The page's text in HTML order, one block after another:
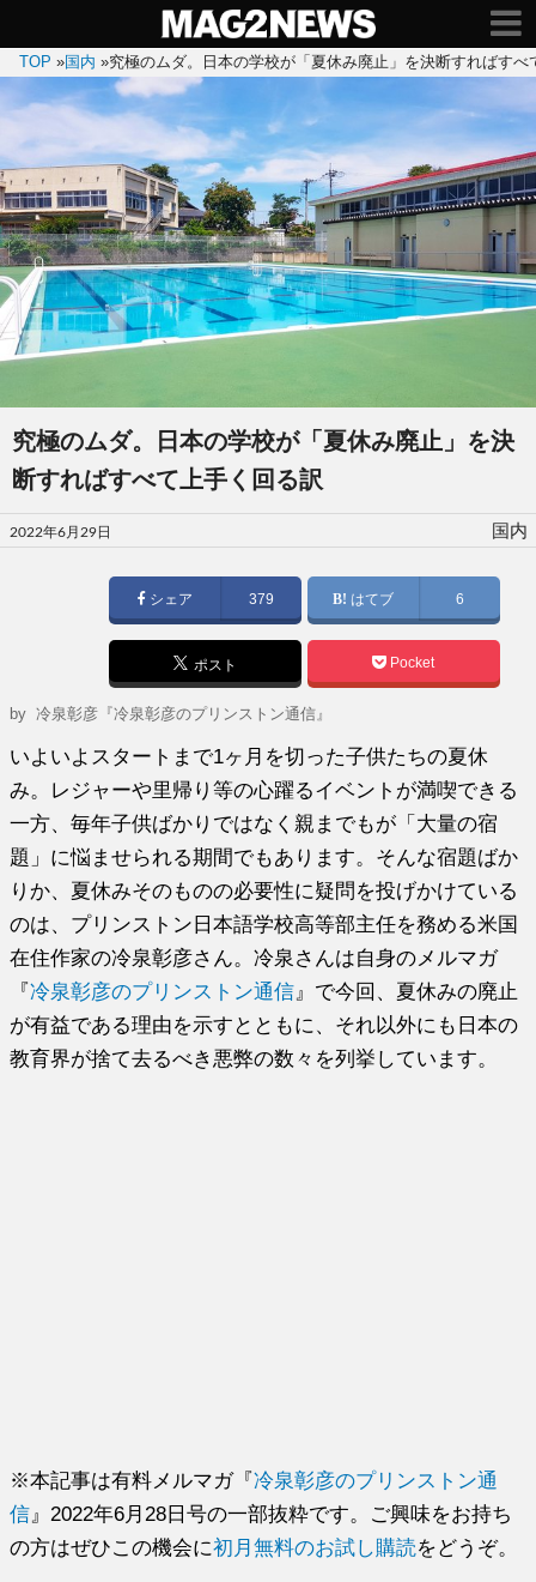
TOP »国内 »究極のムダ。日本の学校が「夏休み廃止」を決断すればすべ
究極のムダ。日本の学校が「夏休み廃止」を決
断すればすべて上手く回る訳
投
稿
2022年6月29日 国内
シェア 379 はてブ 6
ポスト Pocket
by冷泉彰彦『冷泉彰彦のプリンストン通信』
いよいよスタートまで1ヶ月を切った子供たちの夏休
み。レジャーや里帰り等の心躍るイベントが満喫できる
一方、毎年子供ばかりではなく親までもが「大量の宿
題」に悩ませられる期間でもあります。そんな宿題ばか
りか、夏休みそのものの必要性に疑問を投げかけている
のは、プリンストン日本語学校高等部主任を務める米国
在住作家の冷泉彰彦さん。冷泉さんは自身のメルマガ
『冷泉彰彦のプリンストン通信 』で今回、夏休みの廃止
が有益である理由を示すとともに、それ以外にも日本の
教育界が捨て去るべき悪弊の数々を列挙しています。
※本記事は有料メルマガ『冷泉彰彦のプリンストン通
信 』2022年6月28日号の一部抜粋です。ご興味をお持ち
の方はぜひこの機会に初月無料のお試し購読をどうぞ。